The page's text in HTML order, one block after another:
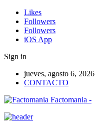
Likes
Followers
Followers
iOS App
Sign in
jueves, agosto 6, 2026
CONTACTO
Factomania -